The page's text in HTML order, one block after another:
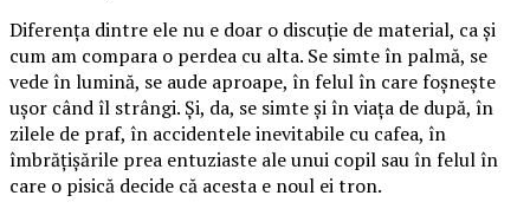
Diferența dintre ele nu e doar o discuție de material, ca și
cum am compara o perdea cu alta. Se simte în palmă, se
vede în lumină, se aude aproape, în felul în care foșnește
ușor când îl strângi. Și, da, se simte și în viața de după, în
zilele de praf, în accidentele inevitabile cu cafea, în
îmbrățișările prea entuziaste ale unui copil sau în felul în
care o pisică decide că acesta e noul ei tron.